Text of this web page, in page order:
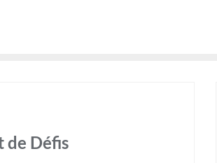
de Défis